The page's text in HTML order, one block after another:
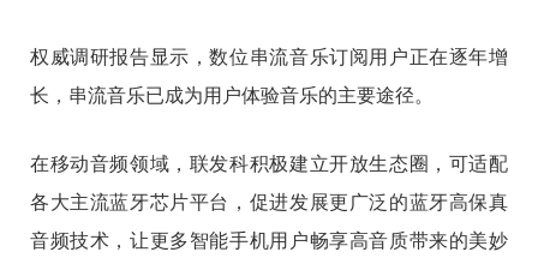
权威调研报告显示，数位串流音乐订阅用户正在逐年增
长，串流音乐已成为用户体验音乐的主要途径。
在移动音频领域，联发科积极建立开放生态圈，可适配
各大主流蓝牙芯片平台，促进发展更广泛的蓝牙高保真
音频技术，让更多智能手机用户畅享高音质带来的美妙